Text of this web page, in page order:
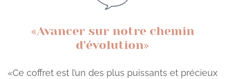
«Avancer sur notre chemin
d'évolution»
«Ce coffret est l’un des plus puissants et précieux